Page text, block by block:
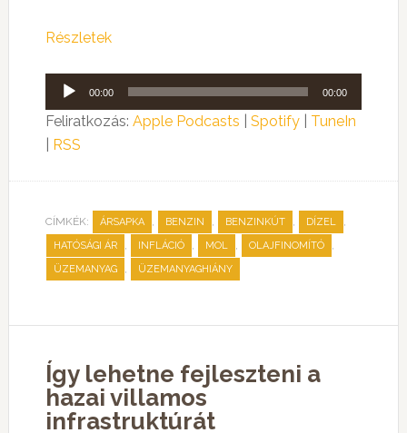
Részletek
Audió
lejátszó
00:00 00:00
Feliratkozás: Apple Podcasts Spotify| TuneIn
RSS
CÍMKÉK: ÁRSAPKA , BENZIN , BENZINKÚT , DÍZEL ,
HATÓSÁGI ÁR , INFLÁCIÓ , MOL , OLAJFINOMÍTÓ ,
ÜZEMANYAG , ÜZEMANYAGHIÁNY
Így lehetne fejleszteni a
hazai villamos
infrastruktúrát